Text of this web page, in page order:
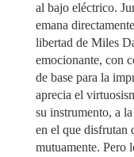
al bajo eléctrico.
emana
libertad de Miles
emocionante, con
de base para la
aprecia el
su instrumento, a
en el que disfrutan
mutuamente. Pero